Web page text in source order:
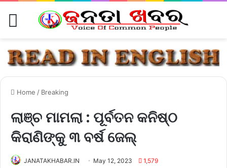
Home / Breaking
ଲାଞ୍ଚ ମାମଲା : ପୂର୍ବତନ କନିଷ୍ଠ
କିରାଣିଙ୍କୁ ୩ ବର୍ଷ ଜେଲ୍
JANATAKHABAR.IN May 12, 2023 1,579